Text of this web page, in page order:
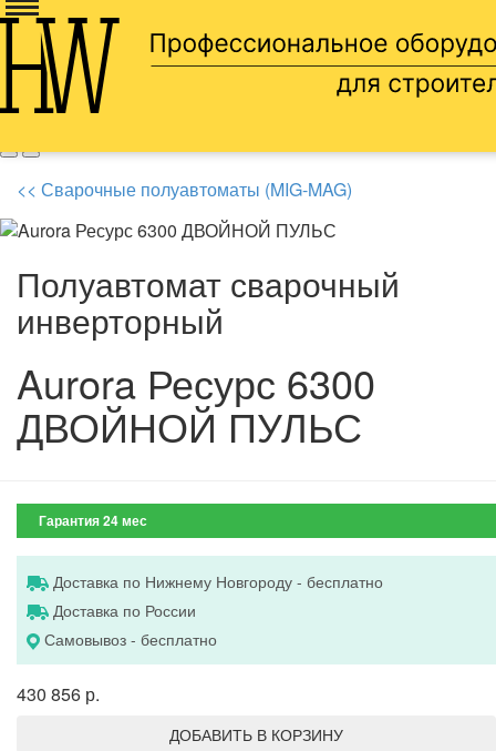
Доставка по всей россии
8 905 669 66 13
<< Сварочные полуавтоматы (MIG-MAG)
Полуавтомат сварочный
инверторный
Aurora Ресурс 6300
ДВОЙНОЙ ПУЛЬС
Гарантия 24 мес
Доставка по Нижнему Новгороду - бесплатно
Доставка по России
Самовывоз - бесплатно
430 856 р.
ДОБАВИТЬ В КОРЗИНУ